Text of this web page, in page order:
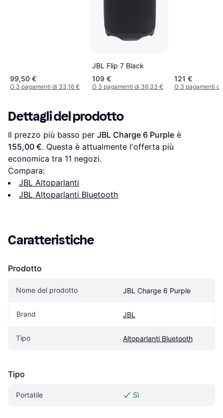
99,50 €
O 3 pagamenti di 33,16 €
JBL Flip 7 Black
109 €
O 3 pagamenti di 36,33 €
121 €
O 3 pagamenti
Dettagli del prodotto
Il prezzo più basso per JBL Charge 6 Purple
155,00 €. Questa è attualmente l'offerta più
economica tra 11 negozi.
Compara:
JBL Altoparlanti
JBL Altoparlanti Bluetooth
Caratteristiche
Prodotto
Nome del prodotto JBL Charge 6 Purple
Brand JBL
Tipo Altoparlanti Bluetooth
Tipo
Portatile Sì